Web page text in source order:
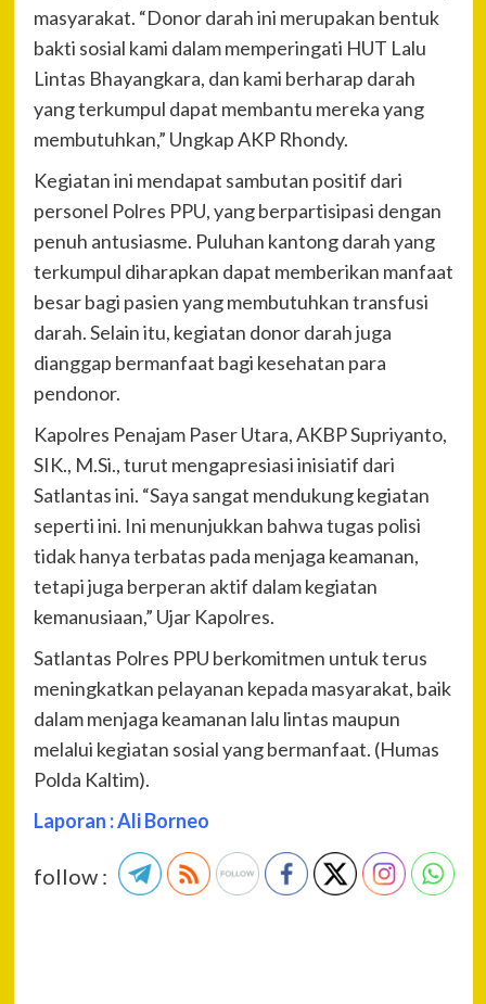
masyarakat. “Donor darah ini merupakan bentuk
bakti sosial kami dalam memperingati HUT Lalu
Lintas Bhayangkara, dan kami berharap darah
yang terkumpul dapat membantu mereka yang
membutuhkan,” Ungkap AKP Rhondy.
Kegiatan ini mendapat sambutan positif dari
personel Polres PPU, yang berpartisipasi dengan
penuh antusiasme. Puluhan kantong darah yang
terkumpul diharapkan dapat memberikan manfaat
besar bagi pasien yang membutuhkan transfusi
darah. Selain itu, kegiatan donor darah juga
dianggap bermanfaat bagi kesehatan para
pendonor.
Kapolres Penajam Paser Utara, AKBP Supriyanto,
SIK., M.Si., turut mengapresiasi inisiatif dari
Satlantas ini. “Saya sangat mendukung kegiatan
seperti ini. Ini menunjukkan bahwa tugas polisi
tidak hanya terbatas pada menjaga keamanan,
tetapi juga berperan aktif dalam kegiatan
kemanusiaan,” Ujar Kapolres.
Satlantas Polres PPU berkomitmen untuk terus
meningkatkan pelayanan kepada masyarakat, baik
dalam menjaga keamanan lalu lintas maupun
melalui kegiatan sosial yang bermanfaat. (Humas
Polda Kaltim).
Laporan : Ali Borneo
follow :